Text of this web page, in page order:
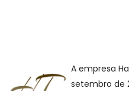
A empresa
setembro de